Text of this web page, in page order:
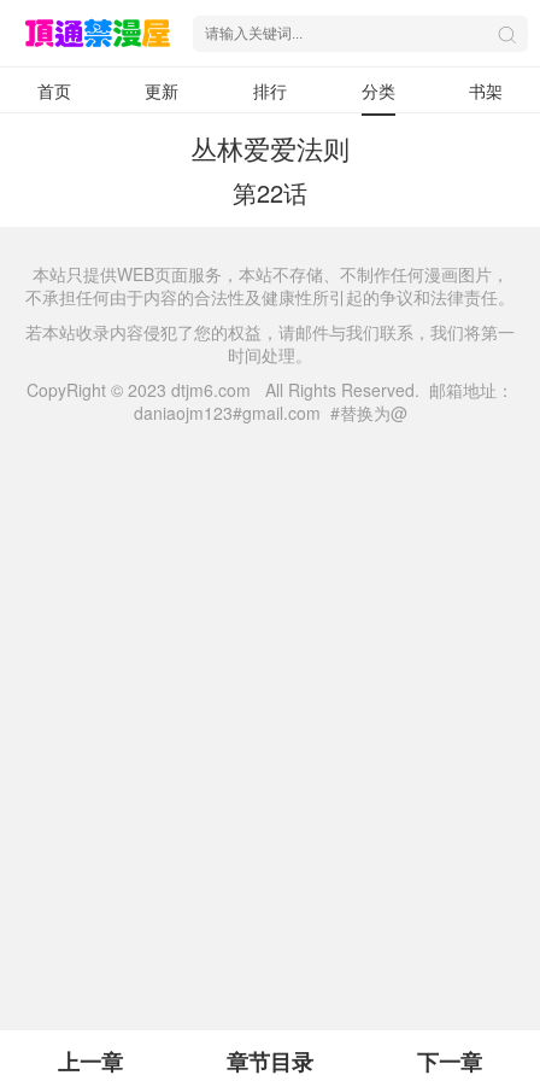
首页 更新 排行 分类 书架
丛林爱爱法则
第22话
上一章 章节目录 下一章
本站只提供WEB页面服务，本站不存储、不制作任何漫画图片，
不承担任何由于内容的合法性及健康性所引起的争议和法律责任。
若本站收录内容侵犯了您的权益，请邮件与我们联系，我们将第一
时间处理。
CopyRight © 2023 dtjm6.com All Rights Reserved. 邮箱地址：
daniaojm123#gmail.com #替换为@